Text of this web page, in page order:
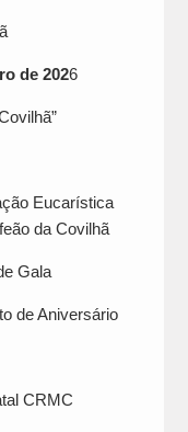
de 2026
Eucarística
da Covilhã
Gala
de Aniversário
CRMC